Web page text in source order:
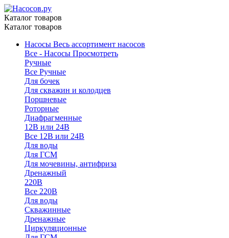
Каталог товаров
Каталог товаров
Насосы Весь ассортимент насосов
Все - Насосы Просмотреть
Ручные
Все Ручные
Для бочек
Для скважин и колодцев
Поршневые
Роторные
Диафрагменные
12В или 24В
Все 12В или 24В
Для воды
Для ГСМ
Для мочевины, антифриза
Дренажный
220В
Все 220В
Для воды
Скважинные
Дренажные
Циркуляционные